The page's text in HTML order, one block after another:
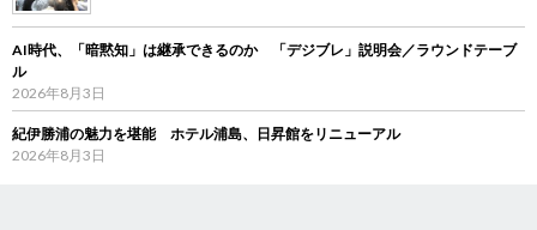
AI時代、「暗黙知」は継承できるのか 「デジブレ」説明会／ラウンドテーブ
ル
2026年8月3日
紀伊勝浦の魅力を堪能 ホテル浦島、日昇館をリニューアル
2026年8月3日